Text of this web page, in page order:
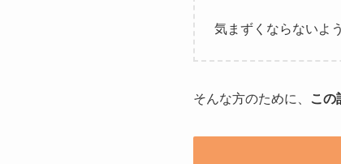
気まずくならないよ
そんな方のために、 この